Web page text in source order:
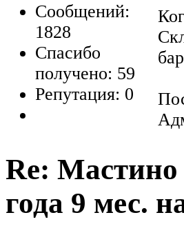
Сообщений:
1828
Спасибо
получено: 59
Репутация: 0
Re: Мастино
года 9 мес.